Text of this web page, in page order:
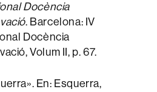
Docència
. Barcelona: IV
Docència
Volum II, p. 67.
En: Esquerra,